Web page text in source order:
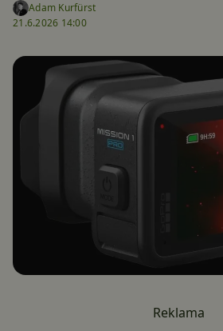
Adam Kurfürst
21.6.2026 14:00
Reklama